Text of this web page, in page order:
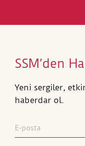
SSM’den
Yeni sergiler,
haberdar ol.